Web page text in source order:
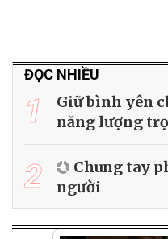
ĐỌC NHIỀU
1
Giữ bình yên
năng lượng
2
Chung tay
người